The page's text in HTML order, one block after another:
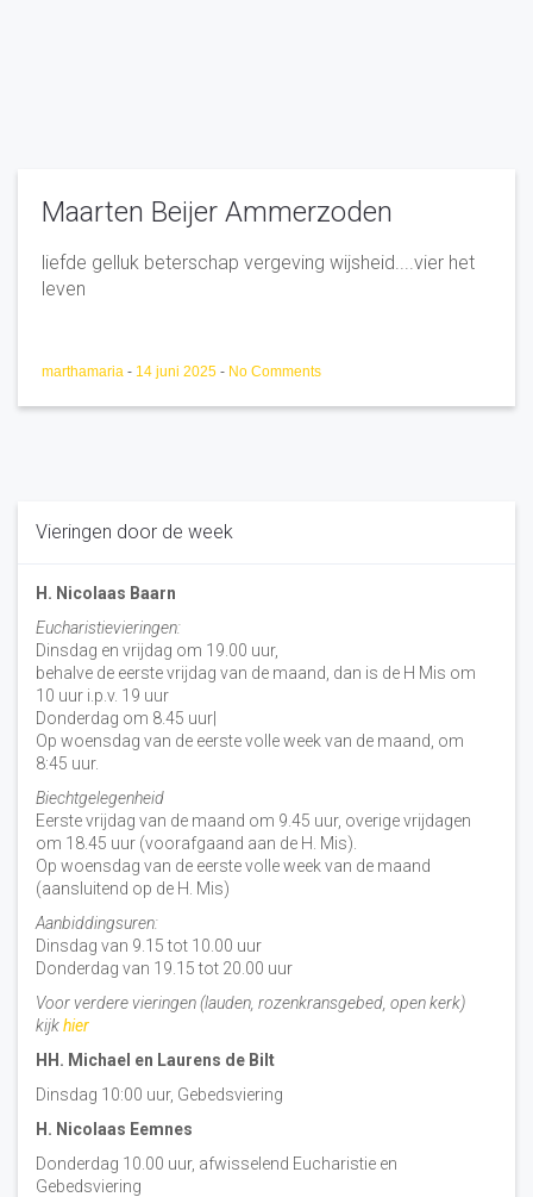
Maarten Beijer Ammerzoden
liefde gelluk beterschap vergeving wijsheid....vier het
leven
marthamaria - 14 juni 2025 - No Comments
Vieringen door de week
H. Nicolaas Baarn
Eucharistievieringen:
Dinsdag en vrijdag om 19.00 uur,
behalve de eerste vrijdag van de maand, dan is de H Mis om
10 uur i.p.v. 19 uur
Donderdag om 8.45 uur|
Op woensdag van de eerste volle week van de maand, om
8:45 uur.
Biechtgelegenheid
Eerste vrijdag van de maand om 9.45 uur, overige vrijdagen
om 18.45 uur (voorafgaand aan de H. Mis).
Op woensdag van de eerste volle week van de maand
(aansluitend op de H. Mis)
Aanbiddingsuren:
Dinsdag van 9.15 tot 10.00 uur
Donderdag van 19.15 tot 20.00 uur
Voor verdere vieringen (lauden, rozenkransgebed, open kerk)
kijkhier
HH. Michael en Laurens de Bilt
Dinsdag 10:00 uur, Gebedsviering
H. Nicolaas Eemnes
Donderdag 10.00 uur, afwisselend Eucharistie en
Gebedsviering